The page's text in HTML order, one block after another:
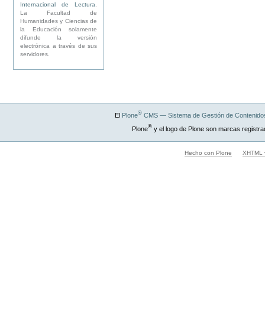
Internacional de Lectura
La Facultad de
Humanidades y Ciencias de
la Educación solamente
difunde la versión
electrónica a través de sus
servidores.
El Plone®CMS — Sistema de Gestión de
Plone®y el logo de Plone son marcas
Hecho con Plone XHTML